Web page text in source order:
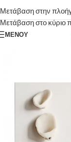
Μετάβαση στην
Μετάβαση στο κύριο
ΜΕΝΟΎ